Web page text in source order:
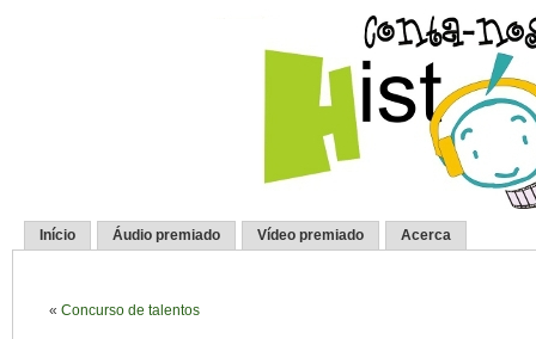
Início Áudio premiado Vídeo premiado Acerca
« Concurso de talentos